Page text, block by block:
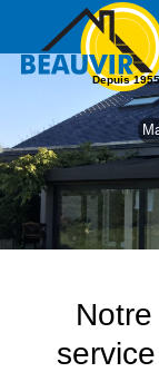
Depuis 1955